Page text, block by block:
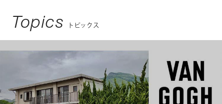
Topics トピックス